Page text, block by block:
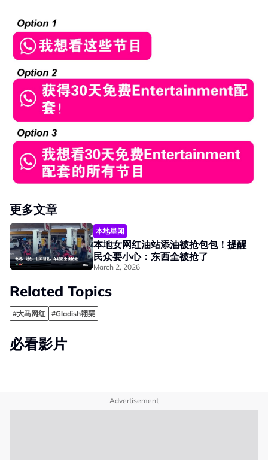
更多文章
本地星闻
本地女网红油站添油被抢包包！提醒
民众要小心：东西全被抢了
March 2, 2026
Related Topics
#大马网红 #Gladish祤琹
必看影片
Advertisement